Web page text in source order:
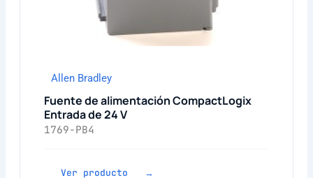
Allen Bradley
Fuente de alimentación CompactLogix
Entrada de 24 V
1769-PB4
Ver producto →